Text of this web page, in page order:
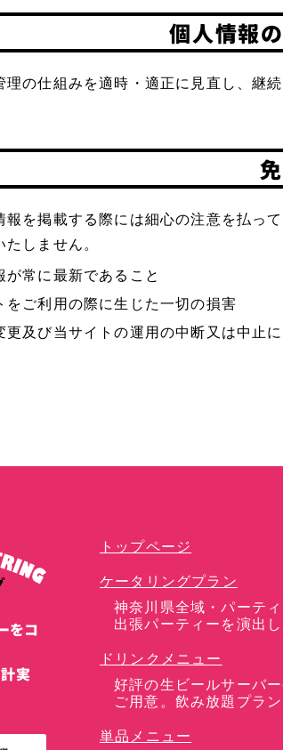
個人情報
理の仕組みを適時・適正に見直し、継続
報を掲載する際には細心の注意を払っ
しません。
が常に最新であること
をご利用の際に生じた一切の損害
更及び当サイトの運用の中断又は中止
をコ
実
トップページ
ケータリングプラン
神奈川県全域・パーテ
出張パーティーを演出し
ドリンクメニュー
好評の生ビールサーバ
ご用意。飲み放題プラン
単品メニュー